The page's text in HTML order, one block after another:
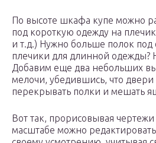
По высоте шкафа купе можно
под короткую одежду на
и т.д.) Нужно больше полок под
плечики для длинной одежды?
Добавим еще два небольших
мелочи, убедившись, что двери
перекрывать полки и мешать
Вот так, прорисовывая
масштабе можно